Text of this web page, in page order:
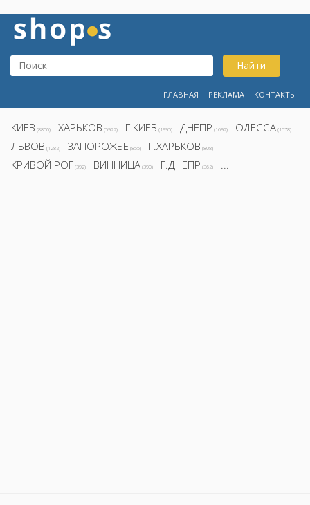
Найти
ГЛАВНАЯ РЕКЛАМА КОНТАКТЫ
КИЕВ (8800) ХАРЬКОВ (5922) Г.КИЕВ (1995) ДНЕПР (1692) ОДЕССА (1578)
ЛЬВОВ (1282) ЗАПОРОЖЬЕ (855) Г.ХАРЬКОВ (808)
КРИВОЙ РОГ (392) ВИННИЦА (390) Г.ДНЕПР (362) ...